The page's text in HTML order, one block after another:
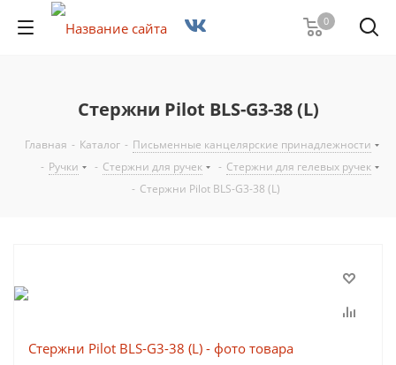
0
Стержни Pilot BLS-G3-38 (L)
Главная - Каталог - Письменные канцелярские принадлежности
- Ручки - Стержни для ручек - Стержни для гелевых ручек
- Стержни Pilot BLS-G3-38 (L)